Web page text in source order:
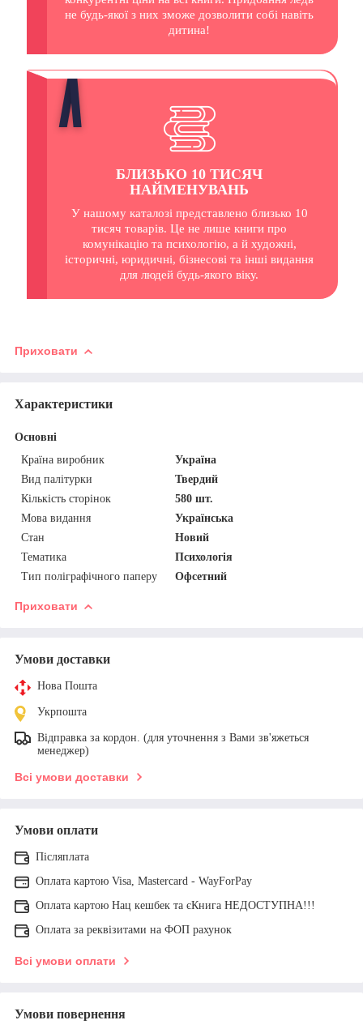
не будь-якої з них зможе дозволити собі навіть
дитина!
БЛИЗЬКО 10 ТИСЯЧ
НАЙМЕНУВАНЬ
У нашому каталозі представлено близько 10
тисяч товарів. Це не лише книги про
комунікацію та психологію, а й художні,
історичні, юридичні, бізнесові та інші видання
для людей будь-якого віку.
Приховати
Характеристики
Основні
Країна виробник
Україна
Вид палітурки
Твердий
Кількість сторінок
580 шт.
Мова видання
Українська
Стан
Новий
Тематика
Психологія
Тип поліграфічного паперу
Офсетний
Приховати
Умови доставки
Нова Пошта
Укрпошта
Відправка за кордон. (для уточнення з Вами зв'яжеться
менеджер)
Всі умови доставки
Умови оплати
Післяплата
Оплата картою Visa, Mastercard - WayForPay
Оплата картою Нац кешбек та єКнига НЕДОСТУПНА!!!
Оплата за реквізитами на ФОП рахунок
Всі умови оплати
Умови повернення